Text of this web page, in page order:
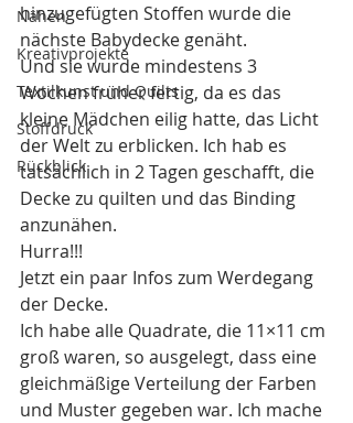
Nähen
Kreativprojekte
Textilkunst und Quilts
Stoffdruck
Rückblick
hinzugefügten Stoffen wurde die
nächste Babydecke genäht.
Und sie wurde mindestens 3
Wochen früher fertig, da es das
kleine Mädchen eilig hatte, das Licht
der Welt zu erblicken. Ich hab es
tatsächlich in 2 Tagen geschafft, die
Decke zu quilten und das Binding
anzunähen.
Hurra!!!
Jetzt ein paar Infos zum Werdegang
der Decke.
Ich habe alle Quadrate, die 11×11 cm
groß waren, so ausgelegt, dass eine
gleichmäßige Verteilung der Farben
und Muster gegeben war. Ich mache